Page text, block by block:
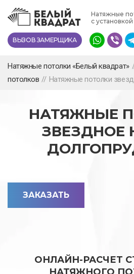
Перейти
основному
содержанию
Натяжные
с установкой
ВЫЗОВ ЗАМЕРЩИКА
Натяжные потолки «Белый квадрат»
потолков // Натяжные потолки
НАТЯЖНЫЕ
ЗВЕЗДНОЕ
ЗАКАЗАТЬ
ОНЛАЙН-РАСЧЕТ